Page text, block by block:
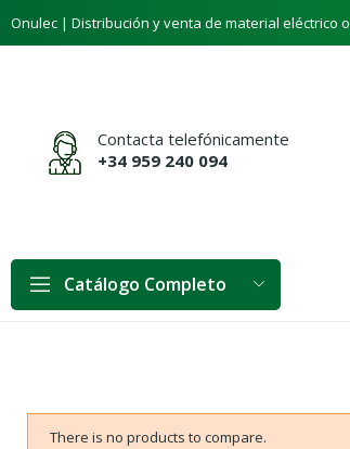
Onulec | Distribución y venta de material eléctrico
Contacta telefónicamente
+34 959 240 094
Catálogo Completo
There is no products to compare.